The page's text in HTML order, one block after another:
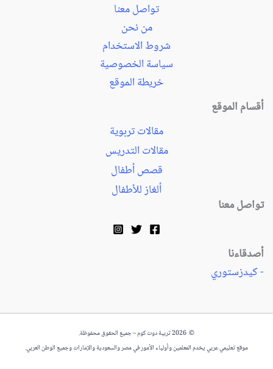
تواصل معنا
من نحن
شروط الاستخدام
سياسة الخصوصية
خريطة الموقع
أقسام الموقع
مقالات تربوية
مقالات التدريس
قصص أطفال
ألغاز للأطفال
تواصل معنا
أصدقاءنا
-كيدزستوري
© 2026 تربية دوت كوم – جميع الحقوق محفوظة.
موقع تعليمي عربي يخدم المعلمين وأولياء الأمور في مصر والسعودية والإمارات وجميع الوطن العربي.